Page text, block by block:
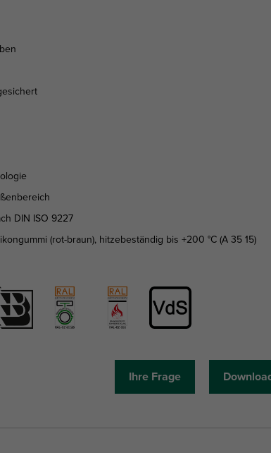
DIN ISO 9227
(rot-braun), hitzebeständig bis +200 °C (A 35 15)
Ihre Frage